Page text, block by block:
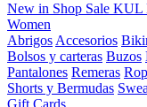
New in Shop Sale KUL
Women
Abrigos Accesorios
Bolsos y carteras Buzos
Pantalones Remeras
Shorts y Bermudas
Gift Cards